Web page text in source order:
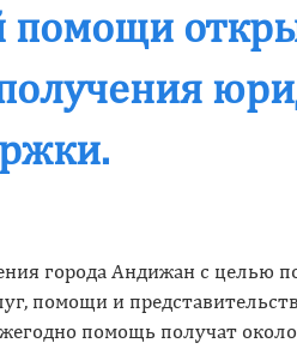
города Андижан с целью
помощи и
помощь получат около